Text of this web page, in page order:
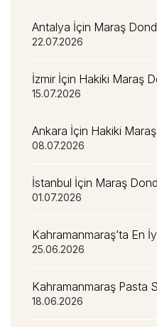
Antalya İçin Maraş
22.07.2026
İzmir İçin Hakiki Maraş
15.07.2026
Ankara İçin Hakiki
08.07.2026
İstanbul İçin Maraş
01.07.2026
Kahramanmaraş’ta En
25.06.2026
Kahramanmaraş Pasta
18.06.2026